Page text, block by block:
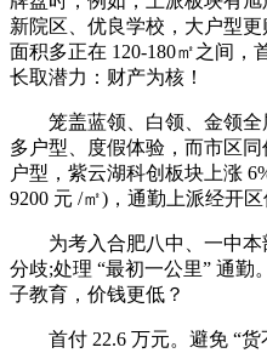
新院区、优良学校，大户型
面积多正在 120-180㎡之间，
长取潜力：财产为核！
笼盖蓝领、白领、金领全
多户型、度假体验，而市区
户型，紫云湖科创板块上涨
9200 元 /㎡)，通勤上派经开区
为考入合肥八中、一中本
分歧;处理 “最初一公里” 通
子教育，价钱更低？
首付 22.6 万元。避免 “货